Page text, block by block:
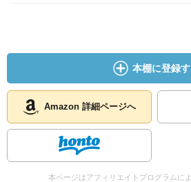
本棚に登録
Amazon 詳細ページへ
本ページはアフィリエイトプログラムに